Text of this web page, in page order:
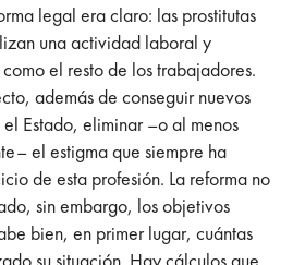
legal era claro: las prostitutas
una actividad laboral y
el resto de los trabajadores.
además de conseguir nuevos
Estado, eliminar –o al menos
el estigma que siempre ha
de esta profesión. La reforma no
sin embargo, los objetivos
bien, en primer lugar, cuántas
su situación. Hay cálculos que